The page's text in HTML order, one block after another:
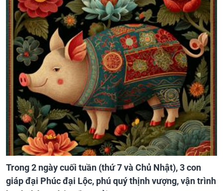
Trong 2 ngày cuối tuần (thứ 7 và Chủ Nhật), 3 con
giáp đại Phúc đại Lộc, phú quý thịnh vượng, vận trình